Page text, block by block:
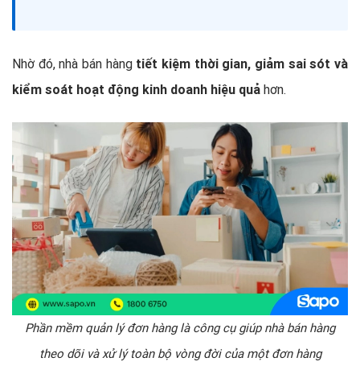
Nhờ đó, nhà bán hàng tiết kiệm thời gian, giảm sai sót và
kiểm soát hoạt động kinh doanh hiệu quả hơn.
Phần mềm quản lý đơn hàng là công cụ giúp nhà bán hàng
theo dõi và xử lý toàn bộ vòng đời của một đơn hàng